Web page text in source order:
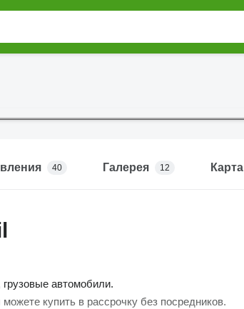
40 Галерея 12 Карта
автомобили.
купить в рассрочку без посредников.